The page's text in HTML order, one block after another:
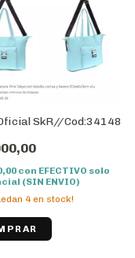
SkR//Cod:34148
con EFECTIVO solo
(SIN ENVIO)
4 en stock!